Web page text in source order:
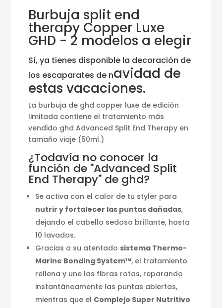
Burbuja split end
therapy Copper Luxe
GHD - 2 modelos a elegir
Sí, ya tienes disponible la decoración de
los escaparates de navidad de
estas vacaciones.
La burbuja de ghd copper luxe de edición
limitada contiene el tratamiento más
vendido ghd Advanced Split End Therapy en
tamaño viaje (50ml.)
¿Todavía no conocer la
función de "Advanced Split
End Therapy" de ghd?
Se activa con el calor de tu styler para
nutrir y fortalecer las puntas dañadas,
dejando el cabello sedoso brillante, hasta
10 lavados.
Gracias a su atentado sistema Thermo-
Marine Bonding System™, el tratamiento
rellena y une las fibras rotas, reparando
instantáneamente las puntas abiertas,
mientras que el Complejo Super Nutritivo